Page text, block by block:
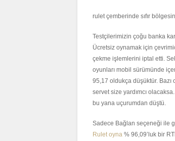
rulet çemberinde sıfır
Testçilerimizin çoğu banka
Ücretsiz oynamak için
çekme işlemlerini iptal etti.
oyunları mobil sürümünde
95,17 oldukça düşüktür. Bazı
servet size yardımcı
bu yana uçurumdan düştü.
Sadece Bağlan seçeneği ile
Rulet oyna % 96,09’luk bir